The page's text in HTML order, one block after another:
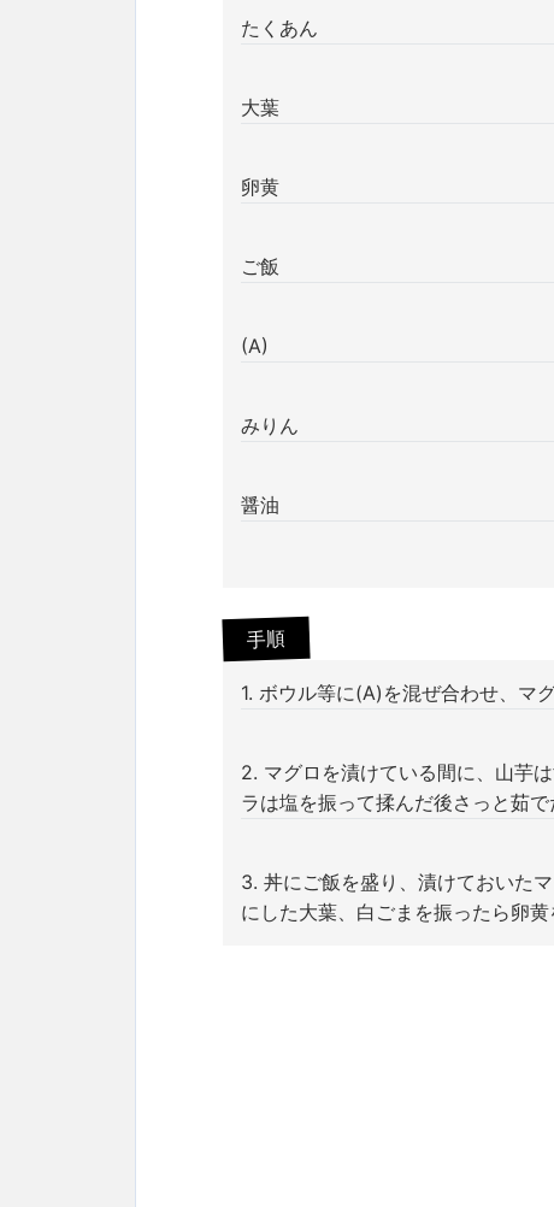
たくあん
大葉
卵黄
ご飯
(A)
みりん
醤油
手順
1. ボウル等に(A)を混ぜ合わせ、マ
2. マグロを漬けている間に、山芋
ラは塩を振って揉んだ後さっと茹
3. 丼にご飯を盛り、漬けておいた
にした大葉、白ごまを振ったら卵黄